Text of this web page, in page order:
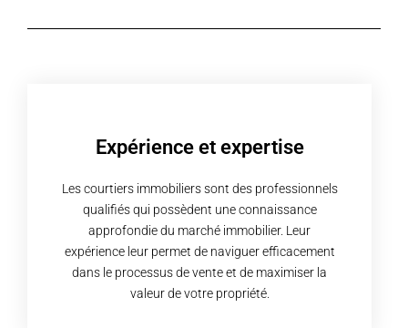
Expérience et expertise
Les courtiers immobiliers sont des professionnels
qualifiés qui possèdent une connaissance
approfondie du marché immobilier. Leur
expérience leur permet de naviguer efficacement
dans le processus de vente et de maximiser la
valeur de votre propriété.